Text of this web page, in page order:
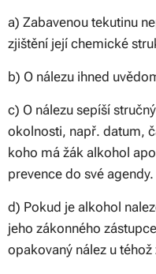
a) Zabavenou tekutinu
zjištění její chemické
b) O nálezu ihned
c) O nálezu sepíší
okolnosti, např. datum,
koho má žák alkohol
prevence do své agendy.
d) Pokud je alkohol
jeho zákonného
opakovaný nález u téhož